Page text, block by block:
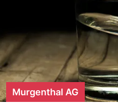
Murgenthal AG